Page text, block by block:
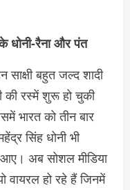
धोनी-रैना और पंत
बहुत जल्द शादी
की रस्में शुरू हो चुकी
भारत को तीन बार
सिंह धोनी भी
अब सोशल मीडिया
वायरल हो रहे हैं जिनमें